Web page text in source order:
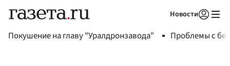
Новости
Покушение на главу "Уралдронзавода" Проблемы с